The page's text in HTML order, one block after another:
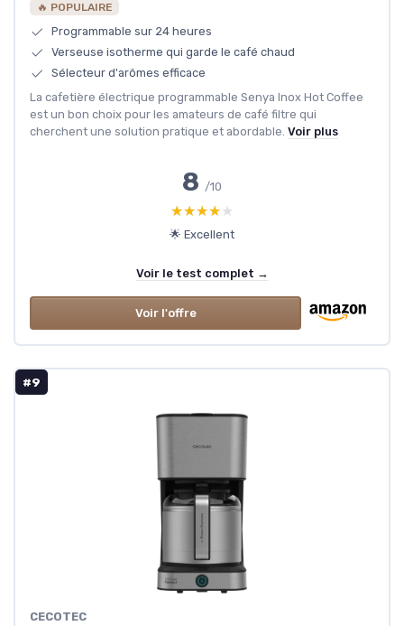
🔥 POPULAIRE
Programmable sur 24 heures
Verseuse isotherme qui garde le café chaud
Sélecteur d'arômes efficace
La cafetière électrique programmable Senya Inox Hot Coffee
est un bon choix pour les amateurs de café filtre qui
cherchent une solution pratique et abordable. Voir plus
8 /10
★★★★★
★★★★★
🌟 Excellent
Voir le test complet →
Voir l'offre
#9
‎CECOTEC